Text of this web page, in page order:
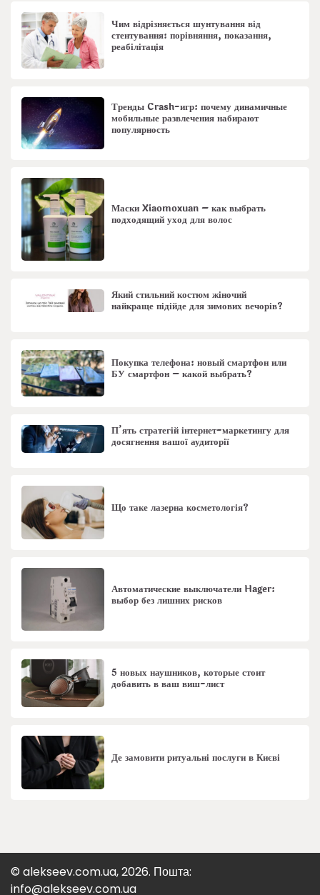
Чим відрізняється шунтування від
стентування: порівняння, показання,
реабілітація
Тренды Crash-игр: почему динамичные
мобильные развлечения набирают
популярность
Маски Xiaomoxuan – как выбрать
подходящий уход для волос
Який стильний костюм жіночий
найкраще підійде для зимових вечорів?
Покупка телефона: новый смартфон или
БУ смартфон – какой выбрать?
П’ять стратегій інтернет-маркетингу для
досягнення вашої аудиторії
Що таке лазерна косметологія?
Автоматические выключатели Hager:
выбор без лишних рисков
5 новых наушников, которые стоит
добавить в ваш виш-лист
Де замовити ритуальні послуги в Києві
© alekseev.com.ua, 2026. Пошта:
info@alekseev.com.ua